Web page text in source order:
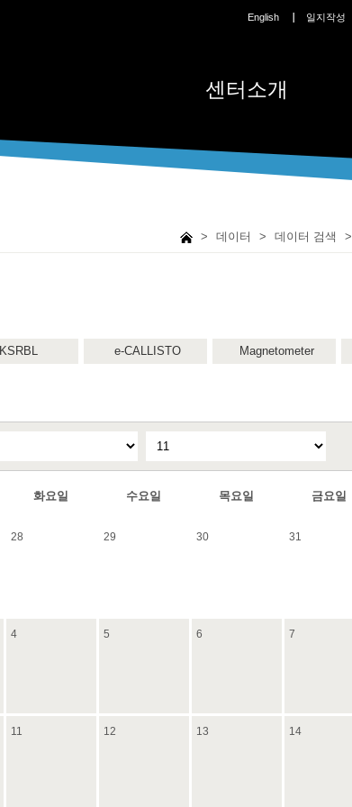
English 일지작성
센터소개
> 데이터 > 데이터 검색 >
KSRBL e-CALLISTO Magnetometer
화요일 수요일 목요일 금요일
28 29 30 31
4 5 6 7
11 12 13 14